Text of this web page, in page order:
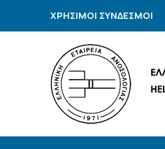
ΧΡΗΣΙΜΟΙ ΣΥΝΔΕΣΜΟΙ